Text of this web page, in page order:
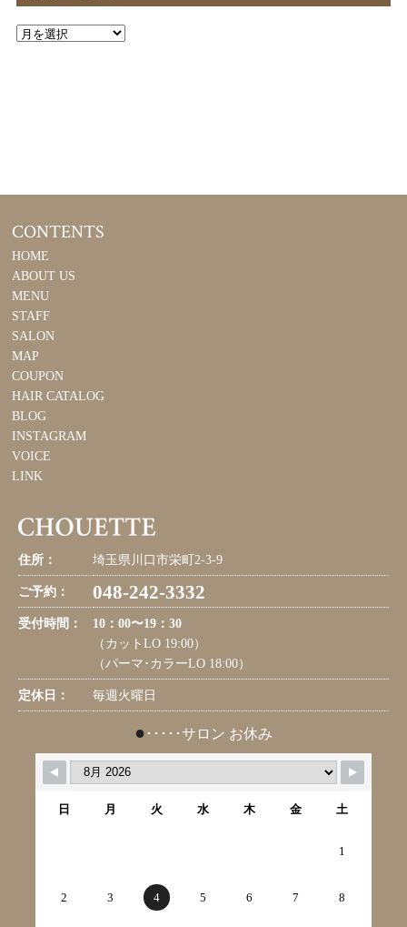
CONTENTS
HOME
ABOUT US
MENU
STAFF
SALON
MAP
COUPON
HAIR CATALOG
BLOG
INSTAGRAM
VOICE
LINK
住所： 埼玉県川口市栄町2-3-9
ご予約： 048-242-3332
受付時間：
10：00〜19：30
（カットLO 19:00）
（パーマ･カラーLO 18:00）
定休日： 毎週火曜日
● ･････サロン お休み
日 月 火 水 木 金 土
1
2 3 4 5 6 7 8